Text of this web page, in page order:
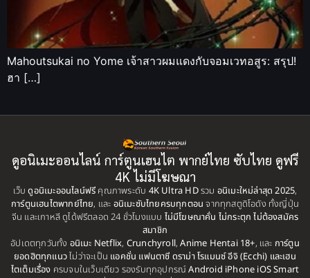
Mahoutsukai no Yome เจ้าสาวผมแดงกับจอมเวทอสูร: สรุป!
ฮา […]
ดูอนิเมะออนไลน์ การ์ตูนเฮนไต พากย์ไทย ซับไทย ดูฟรี
4K ไม่มีโฆษณา
เว็บดูอนิเมะออนไลน์ฟรี คุณภาพระดับ 4K Ultra HDรวม อนิเมะใหม่ล่าสุด 2025,
การ์ตูนเฮนไตพากย์ไทย, และ อนิเมะซับไทยครบทุกตอน จากทุกสตูดิโอดัง ทั้งญี่ปุ่น
จีน และเกาหลี ดูได้ฟรีตลอด 24 ชั่วโมงแบบ ไม่มีโฆษณาคั่น ไม่กระตุก ไม่ต้องสมัคร
สมาชิก
อัปเดตทุกวันทั้ง อนิเมะ Netflix, Crunchyroll,Anime Hentai 18+, และ การ์ตูน
ยอดฮิตทุกแนวไม่ว่าจะเป็น แอคชั่น แฟนตาซี ดราม่า โรแมนซ์ อีจิ (Ecchi) และเฮน
ไตเต็มเรื่อง ครบจบในเว็บเดียว รองรับทุกอุปกรณ์Android iPhone iOS Smart